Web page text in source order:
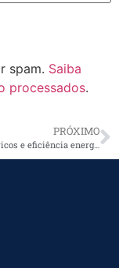
spam. Saiba
processados.
PRÓXIMO
Motores elétricos e eficiência energética